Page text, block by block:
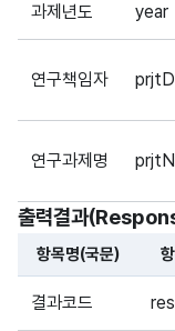
과제년도 year
연구책임자
연구과제명
출력결과
해당 오픈API의 출
항목명(국문)
결과코드